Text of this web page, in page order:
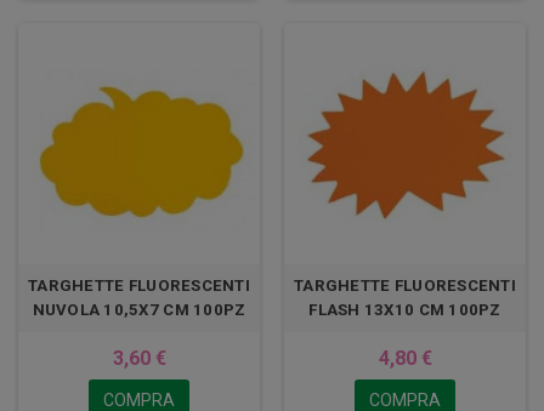
TARGHETTE FLUORESCENTI
NUVOLA 10,5X7 CM 100PZ
3,60 €
COMPRA
TARGHETTE FLUORESCENTI
FLASH 13X10 CM 100PZ
4,80 €
COMPRA